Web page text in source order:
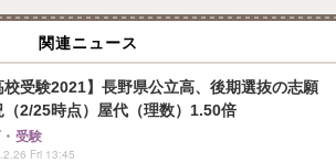
関連ニュース
校受験2021】長野県公立高、後期選抜の志願
（2/25時点）屋代（理数）1.50倍
受験
Fri 13:45